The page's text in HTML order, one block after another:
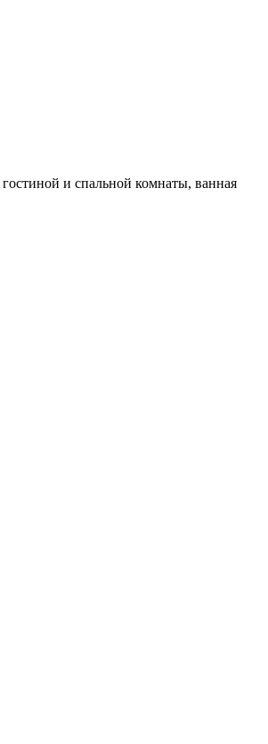
и спальной комнаты, ванная